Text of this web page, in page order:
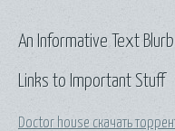
Links to Important Stuff
Doctor house скачать
An Informative Text Blurb